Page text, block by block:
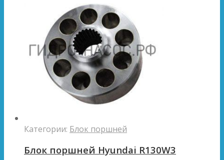
Категории: Блок поршней
Блок поршней Hyundai R130W3